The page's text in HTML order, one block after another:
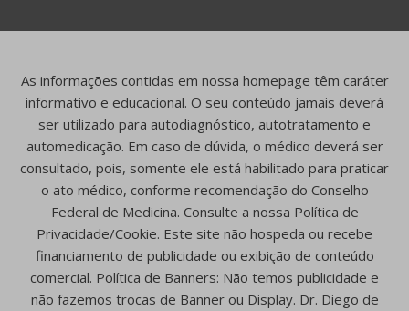
As informações contidas em nossa homepage têm caráter
informativo e educacional. O seu conteúdo jamais deverá
ser utilizado para autodiagnóstico, autotratamento e
automedicação. Em caso de dúvida, o médico deverá ser
consultado, pois, somente ele está habilitado para praticar
o ato médico, conforme recomendação do Conselho
Federal de Medicina. Consulte a nossa Política de
Privacidade/Cookie. Este site não hospeda ou recebe
financiamento de publicidade ou exibição de conteúdo
comercial. Política de Banners: Não temos publicidade e
não fazemos trocas de Banner ou Display. Dr. Diego de